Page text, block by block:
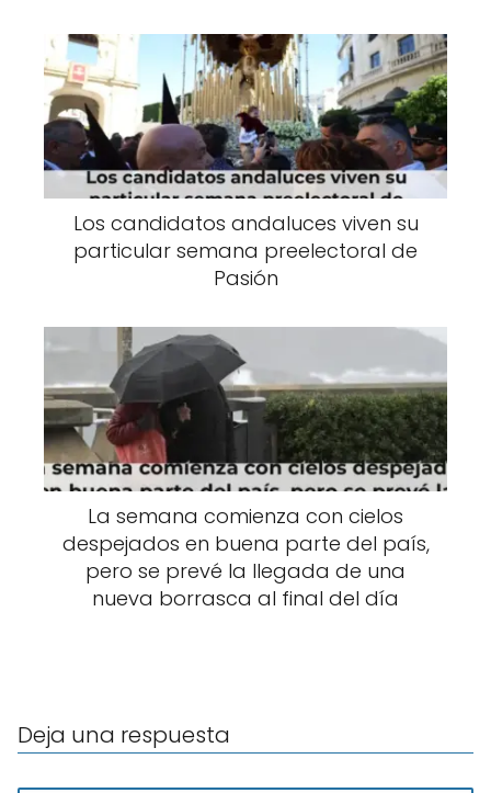
Los candidatos andaluces viven su
particular semana preelectoral de
Pasión
La semana comienza con cielos
despejados en buena parte del país,
pero se prevé la llegada de una
nueva borrasca al final del día
Deja una respuesta